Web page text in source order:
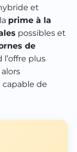
et
prime à la
possibles et
de
plus
de